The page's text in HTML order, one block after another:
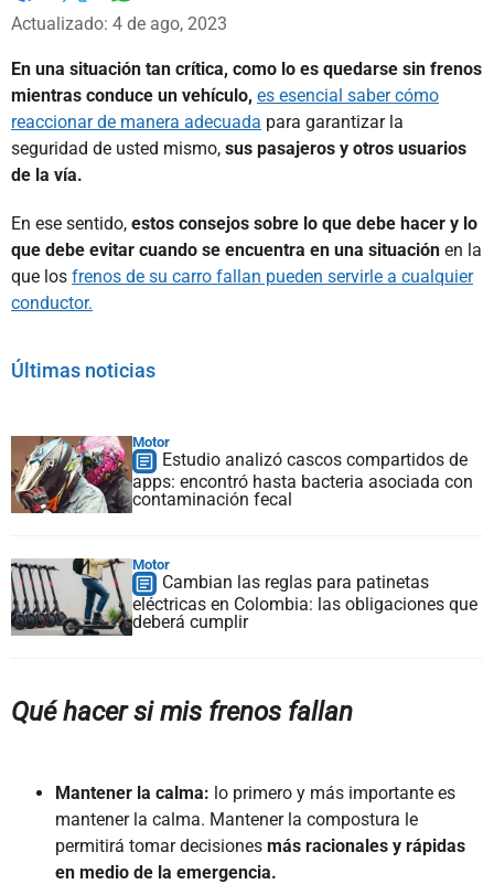
Facebook
X
Actualizado: 4 de ago, 2023
En una situación tan crítica, como lo es quedarse sin frenos
mientras conduce un vehículo, es esencial saber cómo
reaccionar de manera adecuada para garantizar la
seguridad de usted mismo, sus pasajeros y otros usuarios
de la vía.
En ese sentido, estos consejos sobre lo que debe hacer y lo
que debe evitar cuando se encuentra en una situación en la
que los frenos de su carro fallan pueden servirle a cualquier
conductor.
Últimas noticias
Motor
Estudio analizó cascos compartidos de
apps: encontró hasta bacteria asociada con
contaminación fecal
Motor
Cambian las reglas para patinetas
eléctricas en Colombia: las obligaciones que
deberá cumplir
Qué hacer si mis frenos fallan
Mantener la calma: lo primero y más importante es
mantener la calma. Mantener la compostura le
permitirá tomar decisiones más racionales y rápidas
en medio de la emergencia.